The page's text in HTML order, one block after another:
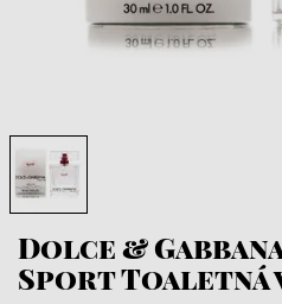
Dolce &
Sport Toaletná